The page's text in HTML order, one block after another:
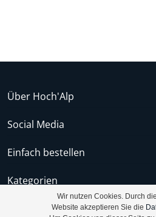
Über Hoch'Alp
Social Media
Einfach bestellen
Kategorien
Wir nutzen Cookies. Durch
Website akzeptieren Sie die